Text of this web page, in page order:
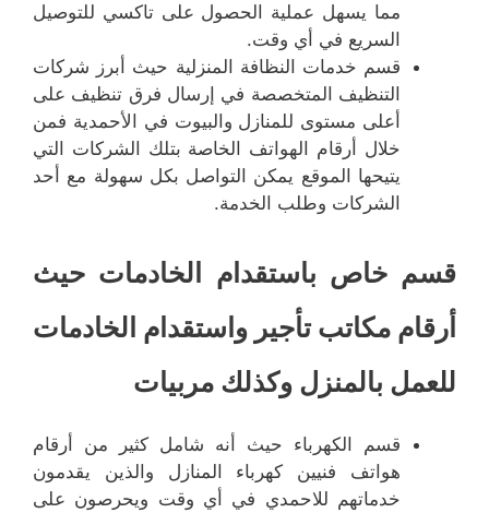
مما يسهل عملية الحصول على تاكسي للتوصيل
السريع في أي وقت.
قسم خدمات النظافة المنزلية حيث أبرز شركات
التنظيف المتخصصة في إرسال فرق تنظيف على
أعلى مستوى للمنازل والبيوت في الأحمدية فمن
خلال أرقام الهواتف الخاصة بتلك الشركات التي
يتيحها الموقع يمكن التواصل بكل سهولة مع أحد
الشركات وطلب الخدمة.
قسم خاص باستقدام الخادمات حيث
أرقام مكاتب تأجير واستقدام الخادمات
للعمل بالمنزل وكذلك مربيات
قسم الكهرباء حيث أنه شامل كثير من أرقام
هواتف فنيين كهرباء المنازل والذين يقدمون
خدماتهم للاحمدي في أي وقت ويحرصون على